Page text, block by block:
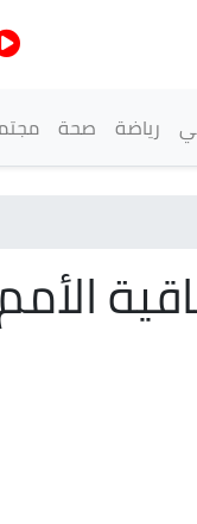
رياضة صحة
اتفاقية